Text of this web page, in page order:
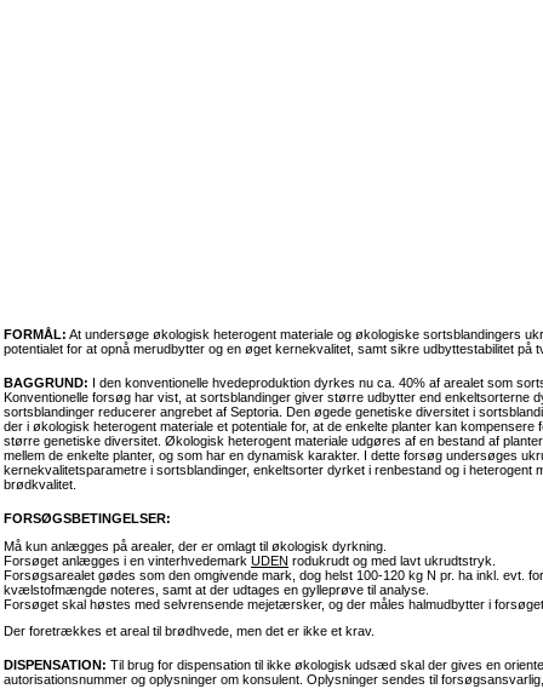
FORMÅL: At undersøge økologisk heterogent materiale og økologiske sortsblandingers
potentialet for at opnå merudbytter og en øget kernekvalitet, samt sikre udbyttestabilitet på
BAGGRUND: I den konventionelle hvedeproduktion dyrkes nu ca. 40% af arealet som
Konventionelle forsøg har vist, at sortsblandinger giver større udbytter end enkeltsorterne
sortsblandinger reducerer angrebet af Septoria. Den øgede genetiske diversitet i
der i økologisk heterogent materiale et potentiale for, at de enkelte planter kan
større genetiske diversitet. Økologisk heterogent materiale udgøres af en bestand af
mellem de enkelte planter, og som har en dynamisk karakter. I dette forsøg undersøges
kernekvalitetsparametre i sortsblandinger, enkeltsorter dyrket i renbestand og i heterogent
brødkvalitet.
FORSØGSBETINGELSER:
Må kun anlægges på arealer, der er omlagt til økologisk dyrkning.
Forsøget anlægges i en vinterhvedemark UDEN rodukrudt og med lavt ukrudtstryk.
Forsøgsarealet gødes som den omgivende mark, dog helst 100-120 kg N pr. ha inkl. evt.
kvælstofmængde noteres, samt at der udtages en gylleprøve til analyse.
Forsøget skal høstes med selvrensende mejetærsker, og der måles halmudbytter i
Der foretrækkes et areal til brødhvede, men det er ikke et krav.
DISPENSATION: Til brug for dispensation til ikke økologisk udsæd skal der gives en
autorisationsnummer og oplysninger om konsulent. Oplysninger sendes til